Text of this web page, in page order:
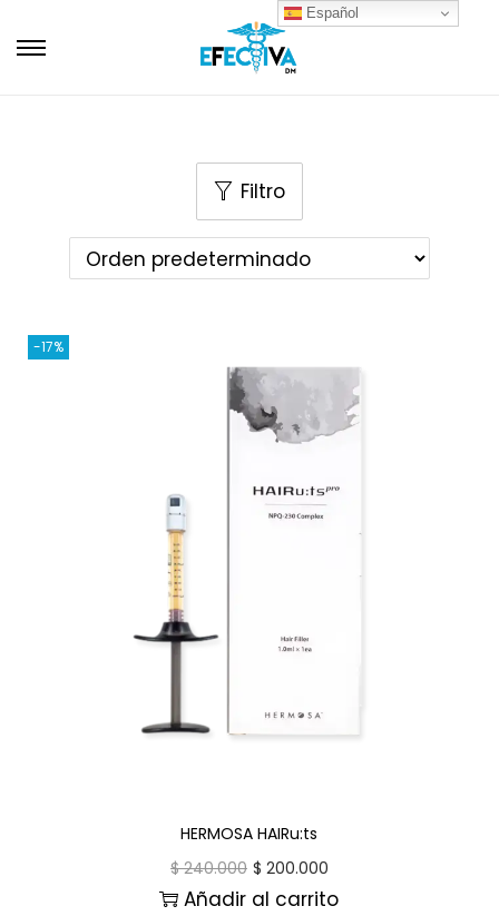
Filtro
-17%
HERMOSA HAIRu:ts
$240.000 $ 200.000
Añadir al carrito
Español